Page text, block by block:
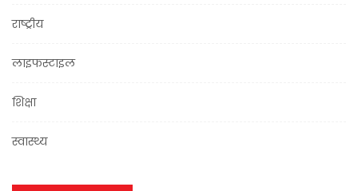
राष्ट्रीय
लाइफस्टाइल
शिक्षा
स्वास्थ्य